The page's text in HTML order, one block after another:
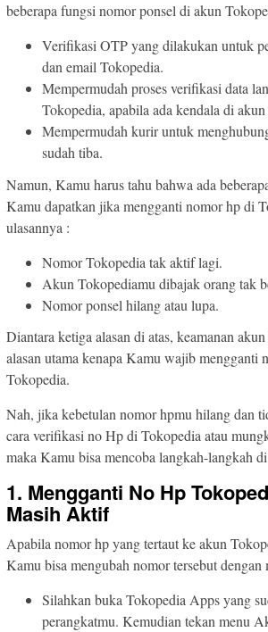
beberapa fungsi nomor ponsel di akun
Verifikasi OTP yang dilakukan untuk
dan email Tokopedia.
Mempermudah proses verifikasi data
Tokopedia, apabila ada kendala di
Mempermudah kurir untuk
sudah tiba.
Namun, Kamu harus tahu bahwa ada
Kamu dapatkan jika mengganti nomor hp di
ulasannya :
Nomor Tokopedia tak aktif lagi.
Akun Tokopediamu dibajak orang tak
Nomor ponsel hilang atau lupa.
Diantara ketiga alasan di atas, keamanan
alasan utama kenapa Kamu wajib mengganti
Tokopedia.
Nah, jika kebetulan nomor hpmu hilang dan
cara verifikasi no Hp di Tokopedia atau
maka Kamu bisa mencoba langkah-langkah
1. Mengganti No Hp
Masih Aktif
Apabila nomor hp yang tertaut ke akun
Kamu bisa mengubah nomor tersebut
Silahkan buka Tokopedia Apps yang
perangkatmu. Kemudian tekan menu